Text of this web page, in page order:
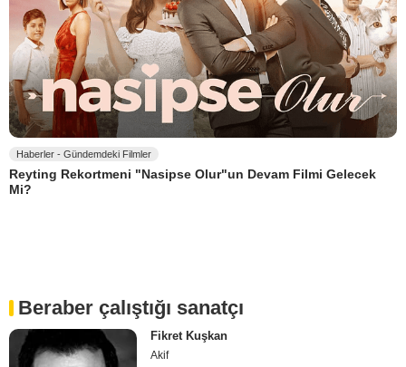
Haberler - Gündemdeki Filmler
Reyting Rekortmeni "Nasipse Olur"un Devam Filmi Gelecek
Mi?
Beraber çalıştığı sanatçı
Fikret Kuşkan
Akif